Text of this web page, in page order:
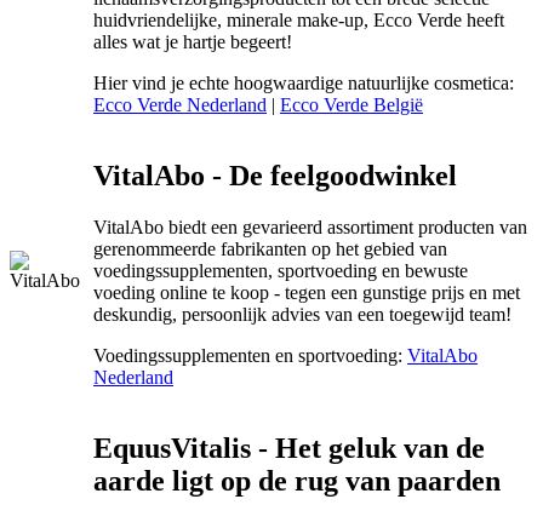
huidvriendelijke, minerale make-up, Ecco Verde heeft
alles wat je hartje begeert!
Hier vind je echte hoogwaardige natuurlijke cosmetica:
Ecco Verde Nederland | Ecco Verde België
VitalAbo - De feelgoodwinkel
VitalAbo biedt een gevarieerd assortiment producten van
gerenommeerde fabrikanten op het gebied van
voedingssupplementen, sportvoeding en bewuste
voeding online te koop - tegen een gunstige prijs en met
deskundig, persoonlijk advies van een toegewijd team!
Voedingssupplementen en sportvoeding: VitalAbo
Nederland
EquusVitalis - Het geluk van de
aarde ligt op de rug van paarden